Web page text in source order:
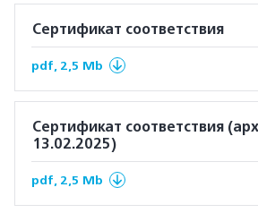
Сертификат соответствия
pdf, 2,5 Mb
Сертификат соответствия
13.02.2025)
pdf, 2,5 Mb